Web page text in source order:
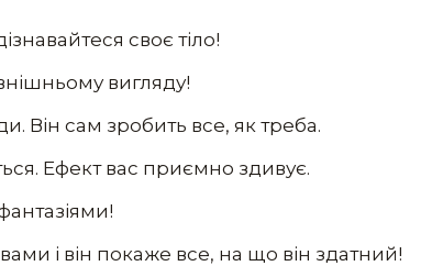
своє тіло!
вигляду!
Він сам зробить все, як треба.
Ефект вас приємно здивує.
і він покаже все, на що він здатний!